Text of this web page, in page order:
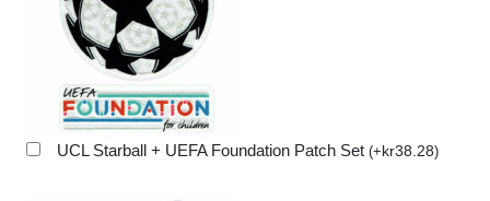
UCL Starball + UEFA Foundation Patch Set (+kr38.28)